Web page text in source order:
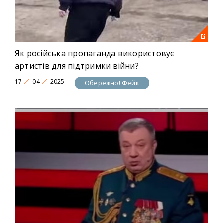
Як російська пропаганда використовує
артистів для підтримки війни?
17 04 2025 Обережно! Фейк